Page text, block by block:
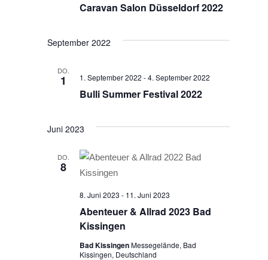
Caravan Salon Düsseldorf 2022
September 2022
DO.
1
Bulli Summer Festival 2022
1. September 2022 -4. September 2022
Juni 2023
DO.
8
Abenteuer & Allrad 2023 Bad
Kissingen
8. Juni 2023 - 11. Juni 2023
Bad KissingenMessegelände, Bad
Kissingen, Deutschland